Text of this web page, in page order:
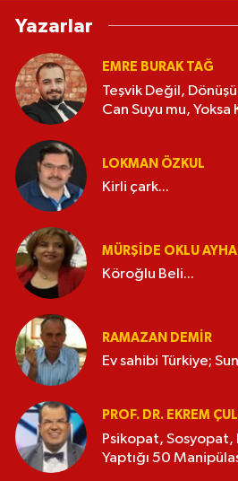
Yazarlar
EMRE BURAK TAĞ
Teşvik Değil,
Can Suyu mu, Yoksa
LOKMAN ÖZKUL
Kirli çark...
MÜRŞIDE OKLU
Köroğlu Beli...
RAMAZAN DEMİR
Ev sahibi Türkiye;
PROF. DR. EKREM
Psikopat,
Yaptığı 50